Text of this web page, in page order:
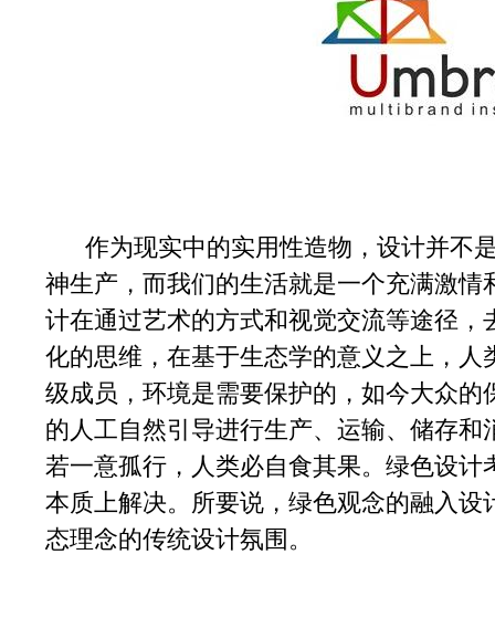
作为现实中的实用性造物，设计并不
神生产，而我们的生活就是一个充满激
计在通过艺术的方式和视觉交流等途径
化的思维，在基于生态学的意义之上，
级成员，环境是需要保护的，如今大众
的人工自然引导进行生产、运输、储存
若一意孤行，人类必自食其果。绿色设
本质上解决。所要说，绿色观念的融入
态理念的传统设计氛围。